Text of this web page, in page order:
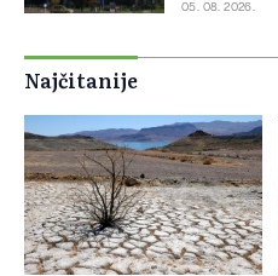
05. 08. 2026.
Najčitanije